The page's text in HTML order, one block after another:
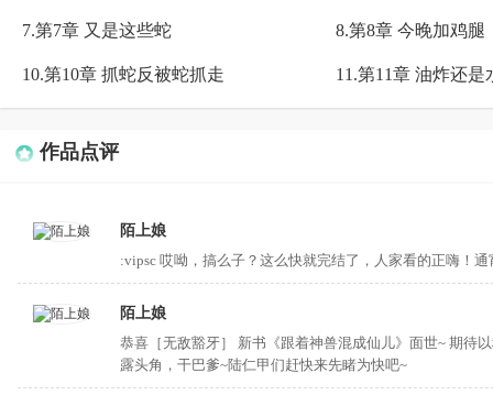
7.第7章 又是这些蛇 8.第8章 今晚加鸡腿
10.第10章 抓蛇反被蛇抓走 11.第11章 油炸还是
作品点评
陌上娘
:vipsc 哎呦，搞么子？这么快就完结了，人家看的正嗨
陌上娘
恭喜［无敌豁牙］ 新书《跟着神兽混成仙儿》面世~ 期待
露头角，干巴爹~陆仁甲们赶快来先睹为快吧~